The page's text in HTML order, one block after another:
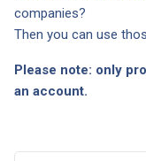
companies?
Then you can use
Please note: only
an account.